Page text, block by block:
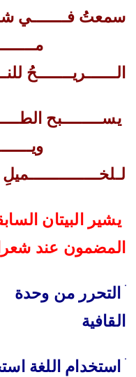
سمعتُ فـــــــي
الــــــريـــــــحُ
يســــــــبح
لـلخــــــــــــــميلِ
يشير البيتان
المضمون عند
التحرر من وحدة
القافية
استخدام اللغة